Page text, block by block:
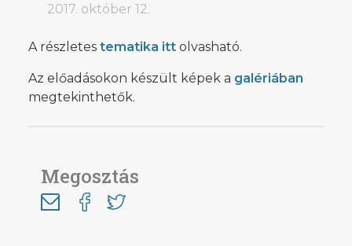
2017. október 12.
A részletes tematika itt olvasható.
Az előadásokon készült képek a galériában
megtekinthetők.
Megosztás